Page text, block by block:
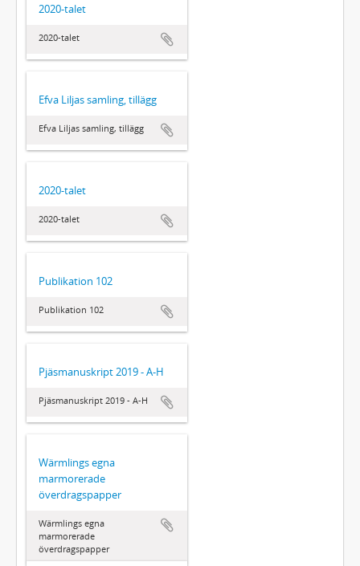
2020-talet
2020-talet
Efva Liljas samling, tillägg
Efva Liljas samling, tillägg
2020-talet
2020-talet
Publikation 102
Publikation 102
Pjäsmanuskript 2019 - A-H
Pjäsmanuskript 2019 - A-H
Wärmlings egna
marmorerade
överdragspapper
Wärmlings egna
marmorerade
överdragspapper